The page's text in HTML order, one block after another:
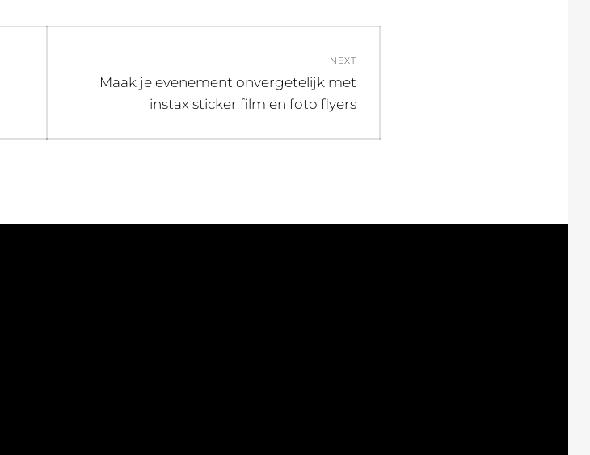
NEXT
Next
Maak je evenement onvergetelijk met
instax sticker film en foto flyers